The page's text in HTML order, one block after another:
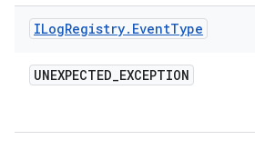
ILogRegistry. EventType
UNEXPECTED_EXCEPTION